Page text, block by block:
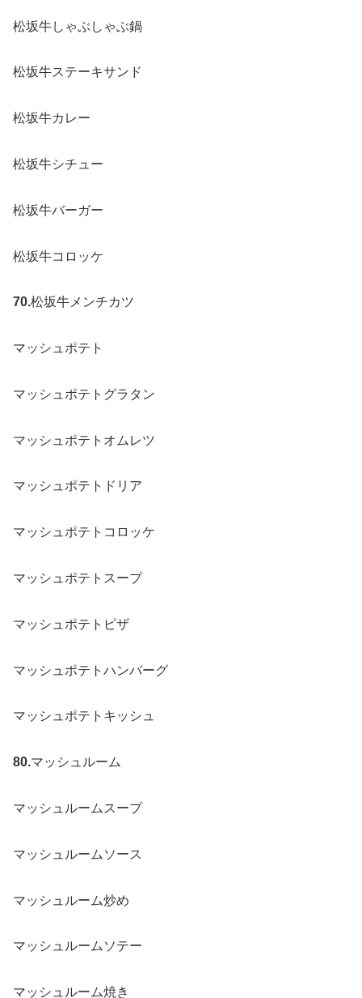
松坂牛しゃぶしゃぶ鍋
松坂牛ステーキサンド
松坂牛カレー
松坂牛シチュー
松坂牛バーガー
松坂牛コロッケ
70.松坂牛メンチカツ
マッシュポテト
マッシュポテトグラタン
マッシュポテトオムレツ
マッシュポテトドリア
マッシュポテトコロッケ
マッシュポテトスープ
マッシュポテトピザ
マッシュポテトハンバーグ
マッシュポテトキッシュ
80.マッシュルーム
マッシュルームスープ
マッシュルームソース
マッシュルーム炒め
マッシュルームソテー
マッシュルーム焼き